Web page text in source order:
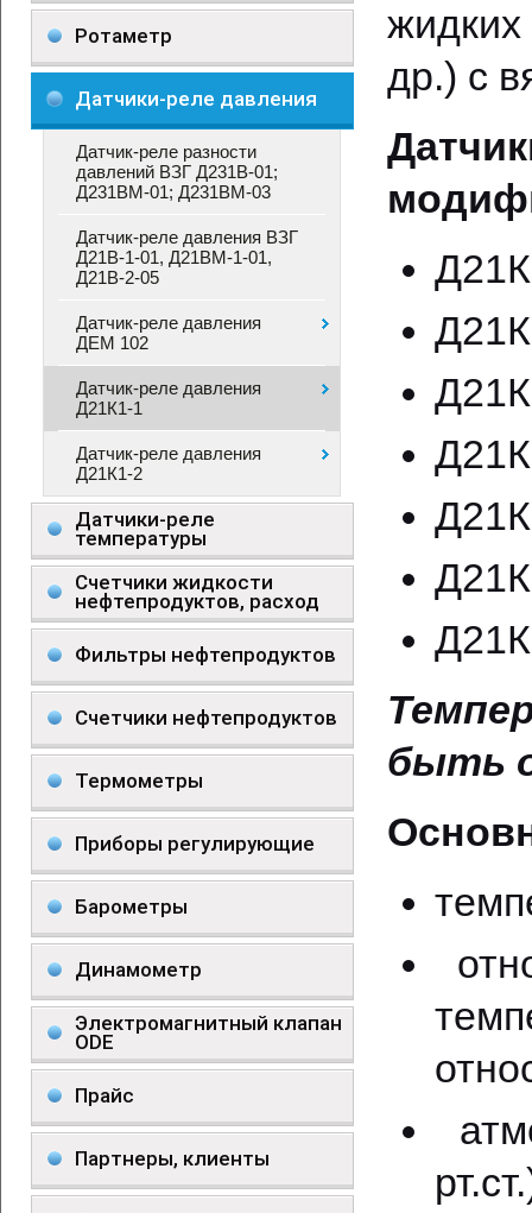
Ротаметр
Датчики-реле давления
Датчик-реле разности
давлений ВЗГ Д231В-01;
Д231ВМ-01; Д231ВМ-03
Датчик-реле давления ВЗГ
Д21В-1-01, Д21ВМ-1-01,
Д21В-2-05
Датчик-реле давления
ДЕМ 102
Датчик-реле давления
Д21К1-1
Датчик-реле давления
Д21К1-2
Датчики-реле
температуры
Счетчики жидкости
нефтепродуктов, расход
Фильтры нефтепродуктов
Счетчики нефтепродуктов
Термометры
Приборы регулирующие
Барометры
Динамометр
Электромагнитный клапан
ODE
Прайс
Партнеры, клиенты
др.) с
быть